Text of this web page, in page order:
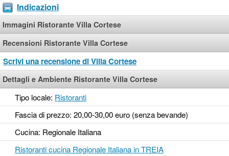
Indicazioni
Immagini Ristorante Villa Cortese
Recensioni Ristorante Villa Cortese
Scrivi una recensione di Villa Cortese
Dettagli e Ambiente Ristorante Villa Cortese
Tipo locale: Ristoranti
Fascia di prezzo: 20,00-30,00 euro (senza bevande)
Cucina: Regionale Italiana
Ristoranti cucina Regionale Italiana in TREIA